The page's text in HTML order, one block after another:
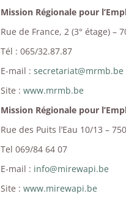
Mission Régionale pour
Rue de France, 2 (3° étage) –
Tél : 065/32.87.87
E-mail : secretariat@mrmb.be
Site : www.mrmb.be
Mission Régionale pour
Rue des Puits l’Eau 10/13 –
Tel 069/84 64 07
E-mail : info@mirewapi.be
Site : www.mirewapi.be